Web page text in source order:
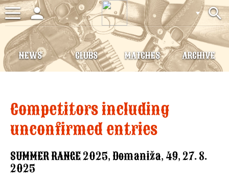
Toggle
navigation
search
person
CLUBS
NEWS MATCHES ARCHIVE
Competitors including
unconfirmed entries
SUMMER RANGE 2025, Domaniža, 49, 27. 8.
2025